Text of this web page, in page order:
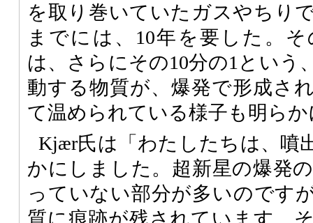
を取り巻いていたガスやちり
までには、10年を要した。
は、さらにその10分の1という
動する物質が、爆発で形成さ
て温められている様子も明ら
Kjær氏は「わたしたちは、噴
かにしました。超新星の爆発
っていない部分が多いのです
質に痕跡が残されています。